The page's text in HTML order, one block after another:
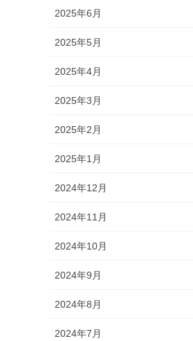
2025年6月
2025年5月
2025年4月
2025年3月
2025年2月
2025年1月
2024年12月
2024年11月
2024年10月
2024年9月
2024年8月
2024年7月